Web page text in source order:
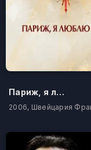
Париж, я люблю тебя